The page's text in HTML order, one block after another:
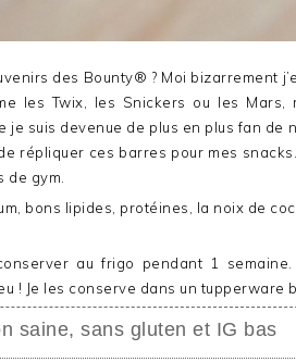
des Bounty® ? Moi bizarrement
les Twix, les Snickers ou les Mars,
je suis devenue de plus en plus fan de
répliquer ces barres pour mes
de gym.
bons lipides, protéines, la noix de
au frigo pendant 1
! Je les conserve dans un tupperware
saine, sans gluten et IG bas